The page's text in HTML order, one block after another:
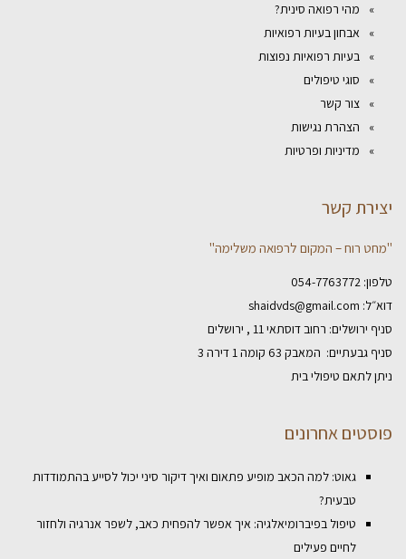
מהי רפואה סינית?
אבחון בעיות רפואיות
בעיות רפואיות נפוצות
סוגי טיפולים
צור קשר
הצהרת נגישות
מדיניות ופרטיות
יצירת קשר
"מחט רוח – המקום לרפואה משלימה"
טלפון: 054-7763772
דוא״ל: shaidvds@gmail.com
סניף ירושלים: רחוב דוסתאי 11 , ירושלים
סניף גבעתיים: המאבק 63 קומה 1 דירה 3
ניתן לתאם טיפולי בית
פוסטים אחרונים
גאוט: למה הכאב מופיע פתאום ואיך דיקור סיני יכול לסייע בהתמודדות
טבעית?
טיפול בפיברומיאלגיה: איך אפשר להפחית כאב, לשפר אנרגיה ולחזור
לחיים פעילים